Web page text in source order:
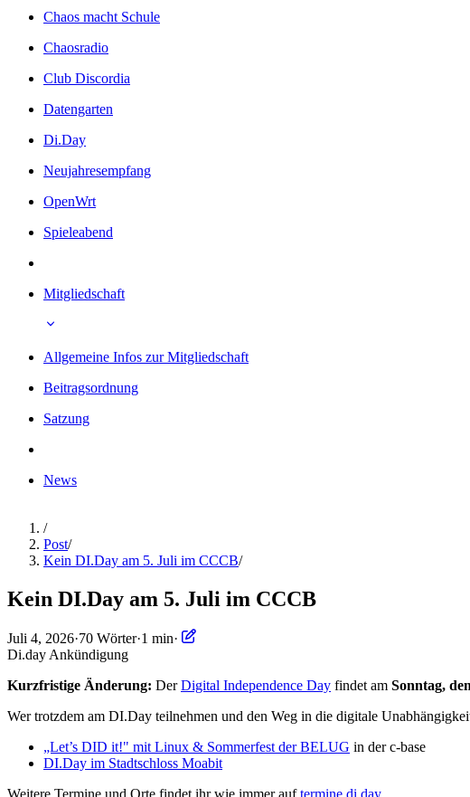
Chaos macht Schule
Chaosradio
Club Discordia
Datengarten
Di.Day
Neujahresempfang
OpenWrt
Spieleabend
Mitgliedschaft
Allgemeine Infos zur Mitgliedschaft
Beitragsordnung
Satzung
News
/
Post/
Kein DI.Day am 5. Juli im CCCB/
Kein DI.Day am 5. Juli im CCCB
Juli 4, 2026·70 Wörter·1 min·
Di.dayAnkündigung
Kurzfristige Änderung: DerDigital Independence Day findet am Sonntag,
Wer trotzdem am DI.Day teilnehmen und den Weg in die digitale
„Let’s DID it!" mit Linux & Sommerfest der BELUG in der c-base
DI.Day im Stadtschloss Moabit